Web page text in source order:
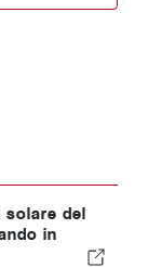
solare del
in